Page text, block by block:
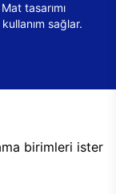
tasarımı
sağlar.
birimleri ister